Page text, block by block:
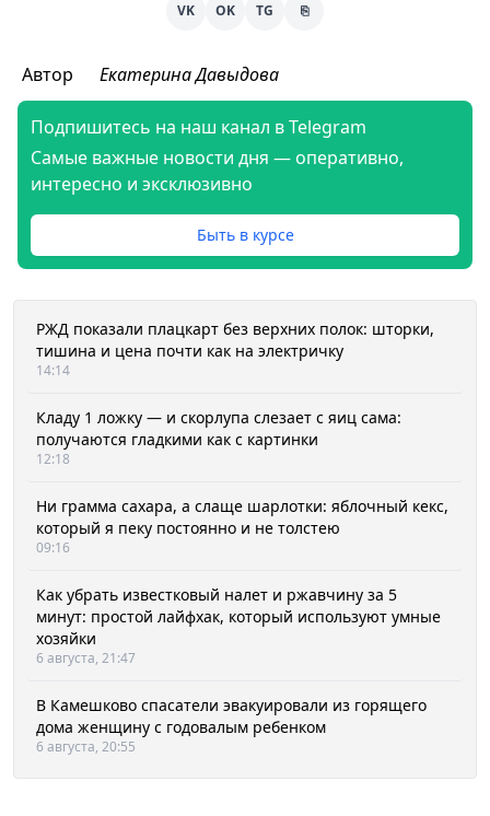
VK OK TG ⎘
Автор Екатерина Давыдова
Подпишитесь на наш канал в Telegram
Самые важные новости дня — оперативно,
интересно и эксклюзивно
Быть в курсе
РЖД показали плацкарт без верхних полок: шторки,
тишина и цена почти как на электричку
14:14
Кладу 1 ложку — и скорлупа слезает с яиц сама:
получаются гладкими как с картинки
12:18
Ни грамма сахара, а слаще шарлотки: яблочный кекс,
который я пеку постоянно и не толстею
09:16
Как убрать известковый налет и ржавчину за 5
минут: простой лайфхак, который используют умные
хозяйки
6 августа, 21:47
В Камешково спасатели эвакуировали из горящего
дома женщину с годовалым ребенком
6 августа, 20:55